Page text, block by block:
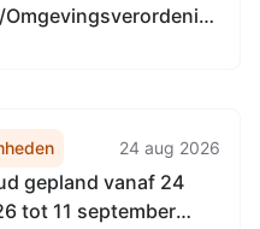
24 aug 2026
gepland vanaf 24
tot 11 september